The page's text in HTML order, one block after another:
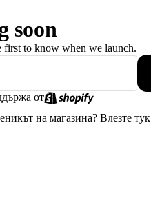
soon
first to know when we launch.
от
на магазина? Влезте тук